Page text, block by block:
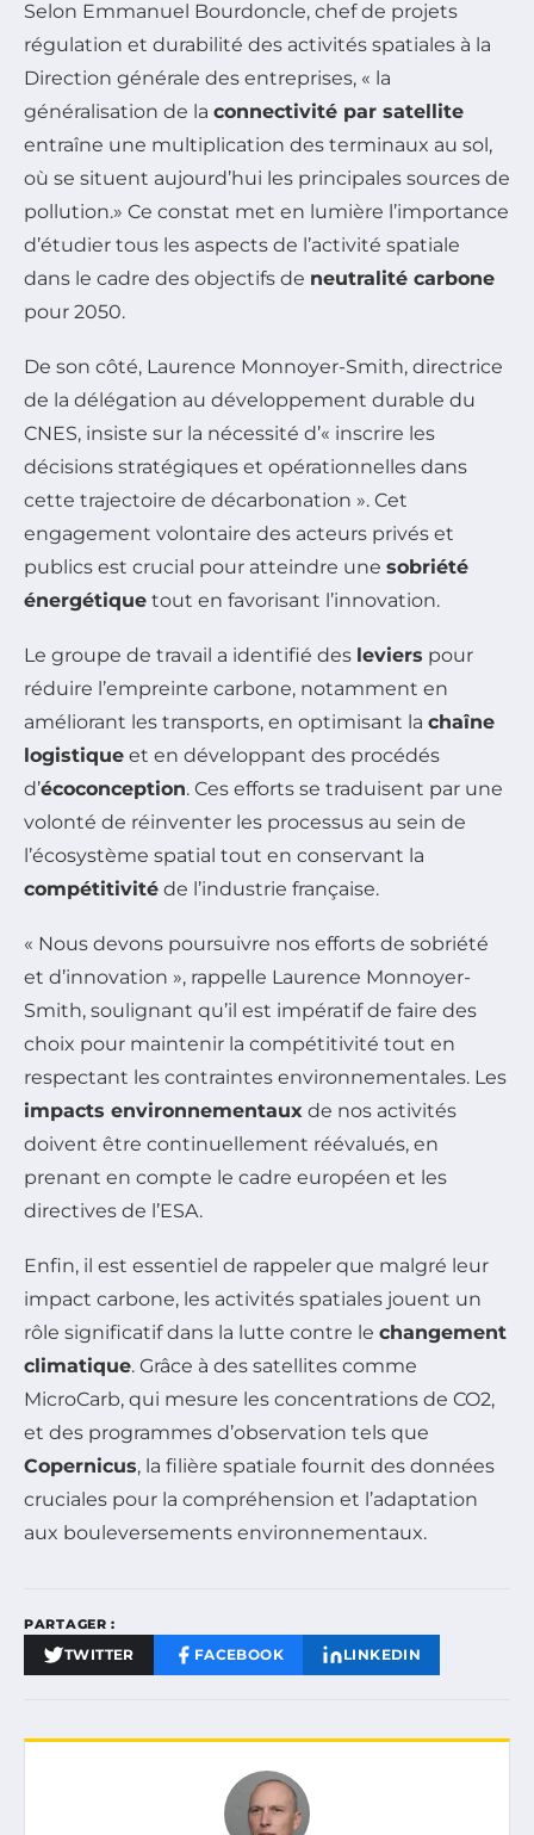
Selon Emmanuel Bourdoncle, chef de projets
régulation et durabilité des activités spatiales à la
Direction générale des entreprises, « la
généralisation de la connectivité par satellite
entraîne une multiplication des terminaux au sol,
où se situent aujourd’hui les principales sources de
pollution.» Ce constat met en lumière l’importance
d’étudier tous les aspects de l’activité spatiale
dans le cadre des objectifs de neutralité carbone
pour 2050.
De son côté, Laurence Monnoyer-Smith, directrice
de la délégation au développement durable du
CNES, insiste sur la nécessité d’« inscrire les
décisions stratégiques et opérationnelles dans
cette trajectoire de décarbonation ». Cet
engagement volontaire des acteurs privés et
publics est crucial pour atteindre une sobriété
énergétique tout en favorisant l’innovation.
Le groupe de travail a identifié des leviers pour
réduire l’empreinte carbone, notamment en
améliorant les transports, en optimisant la chaîne
logistique et en développant des procédés
d’écoconception. Ces efforts se traduisent par une
volonté de réinventer les processus au sein de
l’écosystème spatial tout en conservant la
compétitivité de l’industrie française.
« Nous devons poursuivre nos efforts de sobriété
et d’innovation », rappelle Laurence Monnoyer-
Smith, soulignant qu’il est impératif de faire des
choix pour maintenir la compétitivité tout en
respectant les contraintes environnementales. Les
impacts environnementaux de nos activités
doivent être continuellement réévalués, en
prenant en compte le cadre européen et les
directives de l’ESA.
Enfin, il est essentiel de rappeler que malgré leur
impact carbone, les activités spatiales jouent un
rôle significatif dans la lutte contre le changement
climatique. Grâce à des satellites comme
MicroCarb, qui mesure les concentrations de CO2,
et des programmes d’observation tels que
Copernicus, la filière spatiale fournit des données
cruciales pour la compréhension et l’adaptation
aux bouleversements environnementaux.
PARTAGER :
TWITTER FACEBOOK LINKEDIN